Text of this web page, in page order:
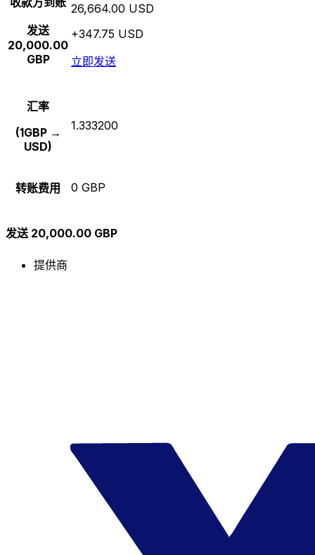
发送
20,000.00
GBP
26,664.00 USD
+347.75 USD
立即发送
汇率
(1GBP →
USD)
1.333200
转账费用 0 GBP
发送 20,000.00 GBP
提供商